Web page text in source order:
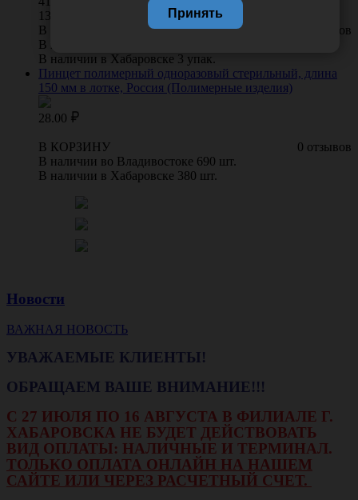
13.98 руб. шт
0 отзывов
В КОРЗИНУ
В наличии во Владивостоке 9 упак.
В наличии в Хабаровске 3 упак.
Пинцет полимерный одноразовый стерильный, длина
150 мм в лотке, Россия (Полимерные изделия)
28.00
0 отзывов
В КОРЗИНУ
В наличии во Владивостоке 690 шт.
В наличии в Хабаровске 380 шт.
Новости
ВАЖНАЯ НОВОСТЬ
УВАЖАЕМЫЕ КЛИЕНТЫ!
ОБРАЩАЕМ ВАШЕ ВНИМАНИЕ!!!
С 27 ИЮЛЯ ПО 16 АВГУСТА В ФИЛИАЛЕ Г.
ХАБАРОВСКА НЕ БУДЕТ ДЕЙСТВОВАТЬ
ВИД ОПЛАТЫ: НАЛИЧНЫЕ И ТЕРМИНАЛ.
ТОЛЬКО ОПЛАТА ОНЛАЙН НА НАШЕМ
САЙТЕ ИЛИ ЧЕРЕЗ РАСЧЕТНЫЙ СЧЕТ.
Принять